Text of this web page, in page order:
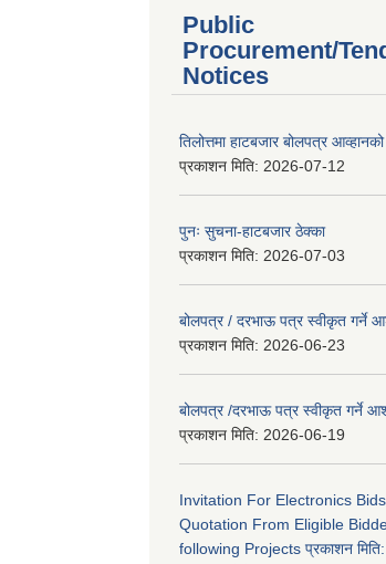
Public
Procurement/
Notices
तिलोत्तमा हाटबजार बोलपत्र
प्रकाशन मिति: 2026-07-12
पुनः सुचना-हाटबजार ठेक्का
प्रकाशन मिति: 2026-07-03
बोलपत्र / दरभाऊ पत्र स्वीकृत गर्ने
प्रकाशन मिति: 2026-06-23
बोलपत्र /दरभाऊ पत्र स्वीकृत गर्ने
प्रकाशन मिति: 2026-06-19
Invitation For Electronics
Quotation From Eligible
following Projects प्रकाशन